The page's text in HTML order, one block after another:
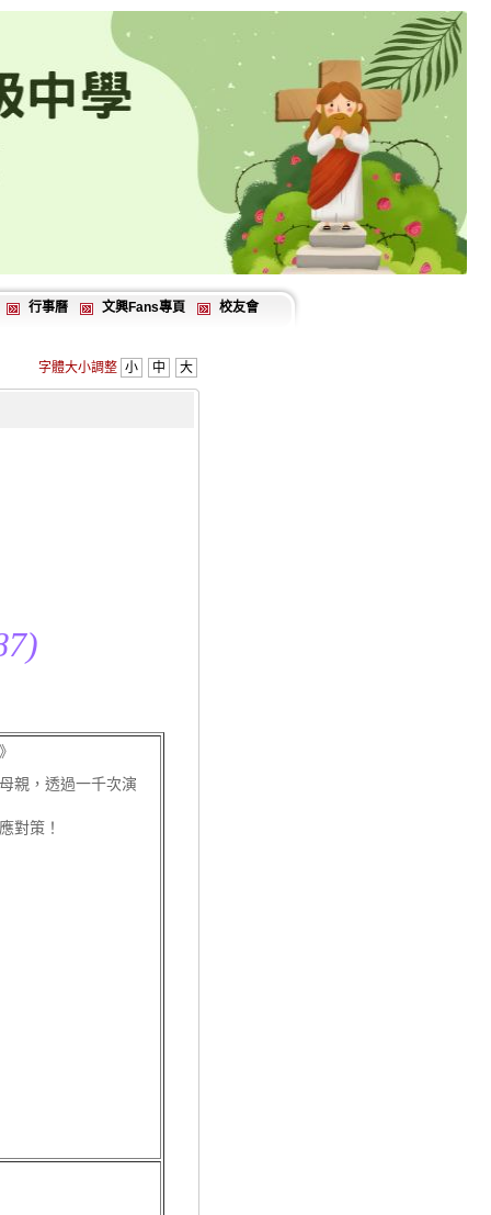
行事曆 文興Fans專頁 校友會
字體大小調整 小 中 大
親，透過一千次演
對策！